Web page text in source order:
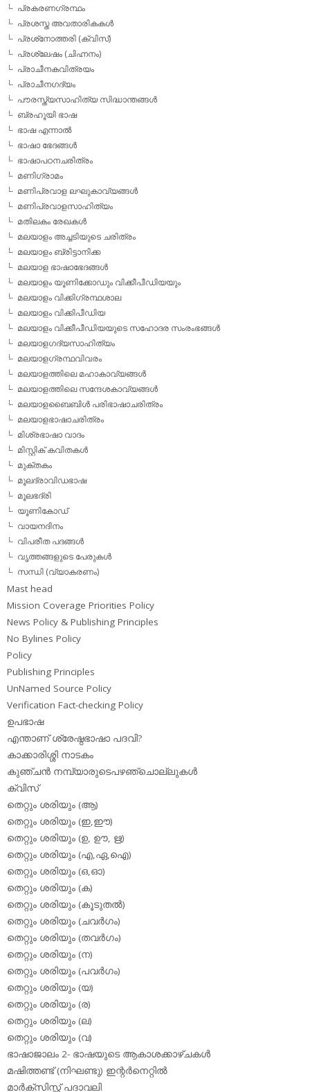
പ്രകരണഗ്രന്ഥം
പ്രശസ്ത അവതാരികകള്‍
പ്രശ്‌നോത്തരി (ക്വിസ്)
പ്രശ്ലേഷം (ചിഹ്നനം)
പ്രാചീനകവിത്രയം
പ്രാചീനഗദ്യം
പൗരസ്ത്യസാഹിത്യ സിദ്ധാന്തങ്ങള്‍
ബ്രഹൂയി ഭാഷ
ഭാഷ എന്നാല്‍
ഭാഷാ ഭേദങ്ങള്‍
ഭാഷാപഠനചരിത്രം
മണിഗ്രാമം
മണിപ്രവാള ലഘുകാവ്യങ്ങള്‍
മണിപ്രവാളസാഹിത്യം
മതിലകം രേഖകള്‍
മലയാളം അച്ചടിയുടെ ചരിത്രം
മലയാളം ബ്രിട്ടാനിക്ക
മലയാള ഭാഷാഭേദങ്ങള്‍
മലയാളം യൂണിക്കോഡും വിക്കീപീഡിയയും
മലയാളം വിക്കിഗ്രന്ഥശാല
മലയാളം വിക്കിപീഡിയ
മലയാളം വിക്കീപീഡിയയുടെ സഹോദര സംരംഭങ്ങള്‍
മലയാളഗദ്യസാഹിത്യം
മലയാളഗ്രന്ഥവിവരം
മലയാളത്തിലെ മഹാകാവ്യങ്ങള്‍
മലയാളത്തിലെ സന്ദേശകാവ്യങ്ങള്‍
മലയാളബൈബിള്‍ പരിഭാഷാചരിത്രം
മലയാളഭാഷാചരിത്രം
മിശ്രഭാഷാ വാദം
മിസ്റ്റിക് കവിതകള്‍
മുക്തകം
മൂലദ്രാവിഡഭാഷ
മൂലഭദ്രി
യൂണികോഡ്
വായനദിനം
വിപരീത പദങ്ങള്‍
വൃത്തങ്ങളുടെ പേരുകള്‍
സന്ധി (വ്യാകരണം)
Mast head
Mission Coverage Priorities Policy
News Policy & Publishing Principles
No Bylines Policy
Policy
Publishing Principles
UnNamed Source Policy
Verification Fact-checking Policy
ഉപഭാഷ
എന്താണ് ശ്രേഷ്ഠഭാഷാ പദവി?
കാക്കാരിശ്ശി നാടകം
കുഞ്ചന്‍ നമ്പ്യാരുടെപഴഞ്ചൊല്ലുകള്‍
ക്വിസ്
തെറ്റും ശരിയും (ആ)
തെറ്റും ശരിയും (ഇ,ഈ)
തെറ്റും ശരിയും (ഉ, ഊ, ഋ)
തെറ്റും ശരിയും (എ,ഏ,ഐ)
തെറ്റും ശരിയും (ഒ,ഓ)
തെറ്റും ശരിയും (ക)
തെറ്റും ശരിയും (കൂടുതല്‍)
തെറ്റും ശരിയും (ചവര്‍ഗം)
തെറ്റും ശരിയും (തവര്‍ഗം)
തെറ്റും ശരിയും (ന)
തെറ്റും ശരിയും (പവര്‍ഗം)
തെറ്റും ശരിയും (യ)
തെറ്റും ശരിയും (ര)
തെറ്റും ശരിയും (ല)
തെറ്റും ശരിയും (വ)
ഭാഷാജാലം 2- ഭാഷയുടെ ആകാശക്കാഴ്ചകള്‍
മഷിത്തണ്ട് (നിഘണ്ടു) ഇന്റര്‍നെറ്റില്‍
മാര്‍ക്‌സിസ്റ്റ് പദാവലി